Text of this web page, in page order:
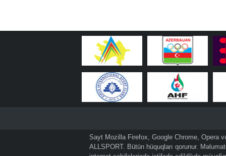
Sayt Mozilla Firefox, Google Chrome, Opera
ALLSPORT. Bütün hüquqları qorunur.